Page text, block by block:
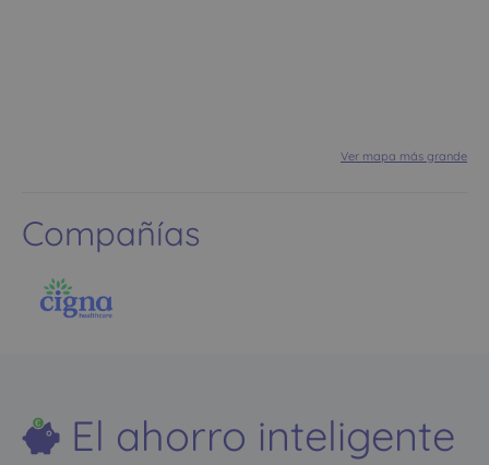
Ver mapa más grande
Compañías
El ahorro inteligente